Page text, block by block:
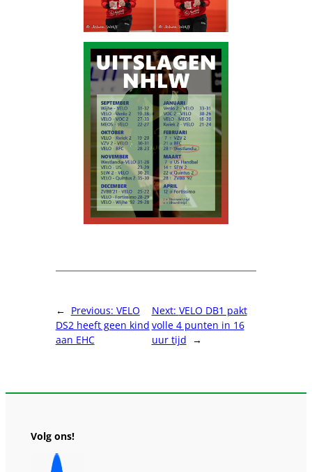
← Previous: VELO
DS2 heeft geen kind
aan EHC
Next: VELO DB1 pakt
volle 4 punten in 16
uur tijd →
Volg ons!